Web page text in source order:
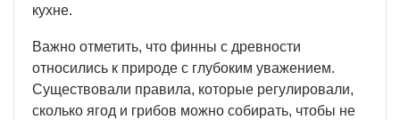
кухне.
Важно отметить, что финны с древности
относились к природе с глубоким уважением.
Существовали правила, которые регулировали,
сколько ягод и грибов можно собирать, чтобы не